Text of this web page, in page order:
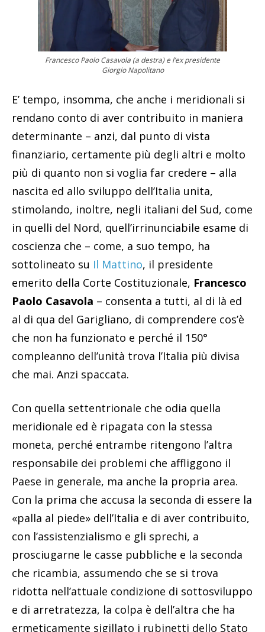
Francesco Paolo Casavola (a destra) e l’ex presidente
Giorgio Napolitano
E’ tempo, insomma, che anche i meridionali si
rendano conto di aver contribuito in maniera
determinante – anzi, dal punto di vista
finanziario, certamente più degli altri e molto
più di quanto non si voglia far credere – alla
nascita ed allo sviluppo dell’Italia unita,
stimolando, inoltre, negli italiani del Sud, come
in quelli del Nord, quell’irrinunciabile esame di
coscienza che – come, a suo tempo, ha
sottolineato su Il Mattino, il presidente
emerito della Corte Costituzionale, Francesco
Paolo Casavola – consenta a tutti, al di là ed
al di qua del Garigliano, di comprendere cos’è
che non ha funzionato e perché il 150°
compleanno dell’unità trova l’Italia più divisa
che mai. Anzi spaccata.
Con quella settentrionale che odia quella
meridionale ed è ripagata con la stessa
moneta, perché entrambe ritengono l’altra
responsabile dei problemi che affliggono il
Paese in generale, ma anche la propria area.
Con la prima che accusa la seconda di essere la
«palla al piede» dell’Italia e di aver contribuito,
con l’assistenzialismo e gli sprechi, a
prosciugarne le casse pubbliche e la seconda
che ricambia, assumendo che se si trova
ridotta nell’attuale condizione di sottosviluppo
e di arretratezza, la colpa è dell’altra che ha
ermeticamente sigillato i rubinetti dello Stato